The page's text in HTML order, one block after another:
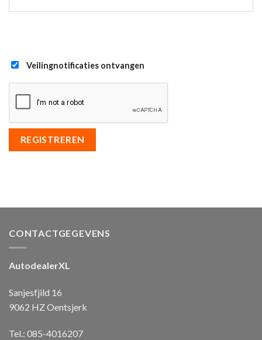
Veilingnotificaties ontvangen
REGISTREREN
CONTACTGEGEVENS
AutodealerXL
Sanjesfjild 16
9062 HZ Oentsjerk
Tel.: 085-4016207